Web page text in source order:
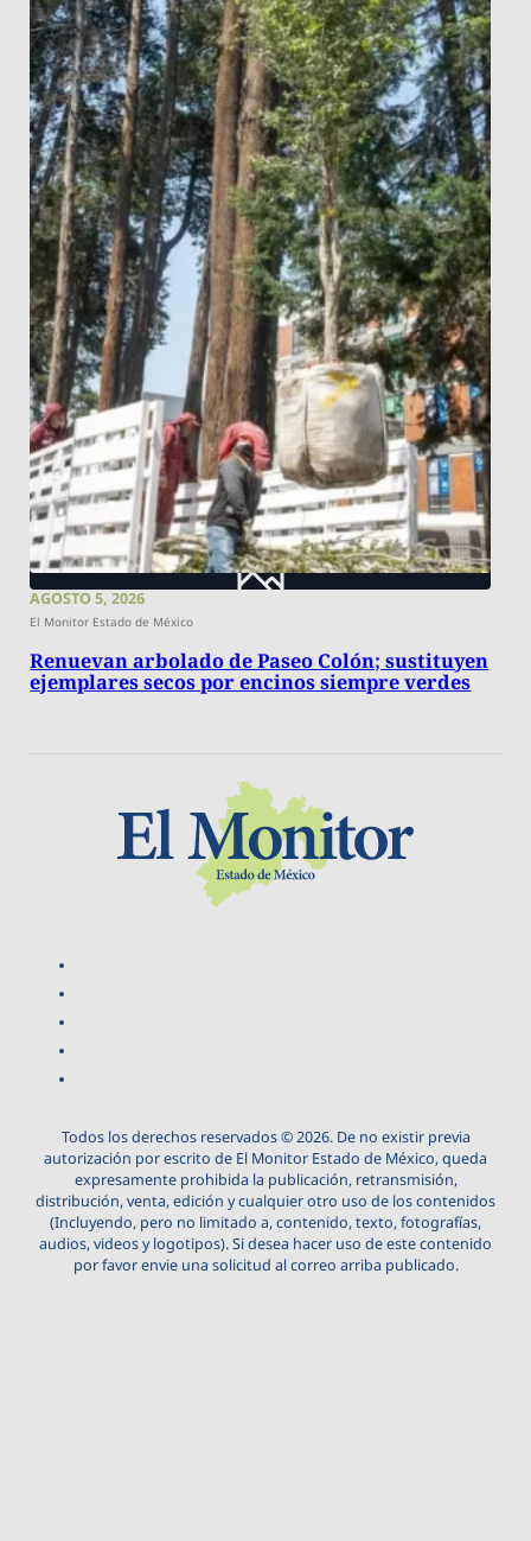
AGOSTO 5, 2026
El Monitor Estado de México
Renuevan arbolado de Paseo Colón; sustituyen
ejemplares secos por encinos siempre verdes
Todos los derechos reservados © 2026. De no existir previa
autorización por escrito de El Monitor Estado de México, queda
expresamente prohibida la publicación, retransmisión,
distribución, venta, edición y cualquier otro uso de los contenidos
(Incluyendo, pero no limitado a, contenido, texto, fotografías,
audios, videos y logotipos). Si desea hacer uso de este contenido
por favor envie una solicitud al correo arriba publicado.